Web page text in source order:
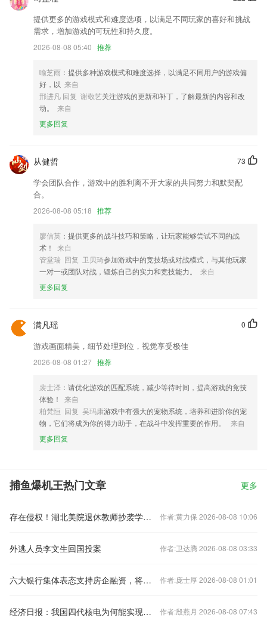
击即可识别，语音识别后的内容可以进行中英文一键翻译一键复制
优化本地圈复制文字的弹窗样式。
差旅费核销支持关联发票池关联预算表
发起人无法继续管理日程时，可将日程转让给他人，方便日程管理。
【装机】省心简单又安全，常用软件一键换；
以上就是捕鱼爆机王的介绍，如果您喜欢这款软件，您可以到应用商店进
提供更多的游戏模式和难度选项，以满足不同玩家的喜好和挑战
需求，增加游戏的可玩性和持久度。
2026-08-08 05:40 推荐
喻芝雨 ：提供多种游戏模式和难度选择，以满足不同用户的游戏偏
好，以 来自
邢进凡 回复 谢敬艺关注游戏的更新和补丁，了解最新的内容和改
动。
来自
更多回复
73
从健哲
学会团队合作，游戏中的胜利离不开大家的共同努力和默契配
合。
2026-08-08 05:18 推荐
廖信英 ：提供更多的战斗技巧和策略，让玩家能够尝试不同的战
术！
来自
管堂瑞 回复 卫贝琦参加游戏中的竞技场或对战模式，与其他玩家
一对一或团队对战，锻炼自己的实力和竞技能力。
来自
更多回复
0
满凡瑶
游戏画面精美，细节处理到位，视觉享受极佳
2026-08-08 01:27 推荐
裴士泽 ：请优化游戏的匹配系统，减少等待时间，提高游戏的竞技
体验！
来自
柏梵恒 回复 吴玛康游戏中有强大的宠物系统，培养和进阶你的宠
物，它们将成为你的得力助手，在战斗中发挥重要的作用。
来自
更多回复
捕鱼爆机王热门文章 更多
存在侵权！湖北美院退休教师抄袭学生作品被判赔偿10万元 作者:黄力保 2026-08-08 10:06
外逃人员李文生回国投案 作者:卫达腾 2026-08-08 03:33
六大银行集体表态支持房企融资，将如何影响楼市？ 作者:庞士厚 2026-08-08 01:01
经济日报：我国四代核电为何能实现领跑 作者:殷燕月 2026-08-08 07:43